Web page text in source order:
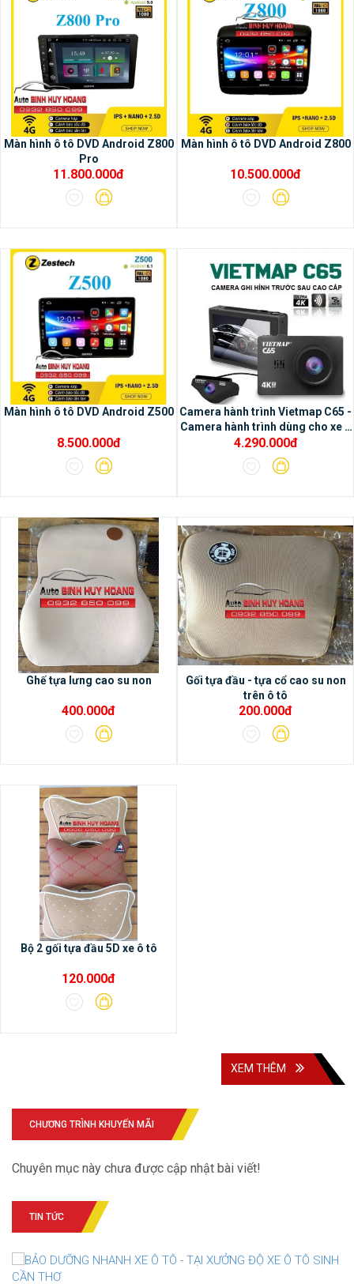
Màn hình ô tô DVD Android Z800
Pro
11.800.000đ
Màn hình ô tô DVD Android Z800
10.500.000đ
Màn hình ô tô DVD Android Z500
8.500.000đ
Camera hành trình Vietmap C65 -
Camera hành trình dùng cho xe ô
tô
4.290.000đ
Ghế tựa lưng cao su non
400.000đ
Gối tựa đầu - tựa cổ cao su non
trên ô tô
200.000đ
Bộ 2 gối tựa đầu 5D xe ô tô
120.000đ
XEM THÊM
CHƯƠNG TRÌNH KHUYẾN MÃI
Chuyên mục này chưa được cập nhật bài viết!
TIN TỨC